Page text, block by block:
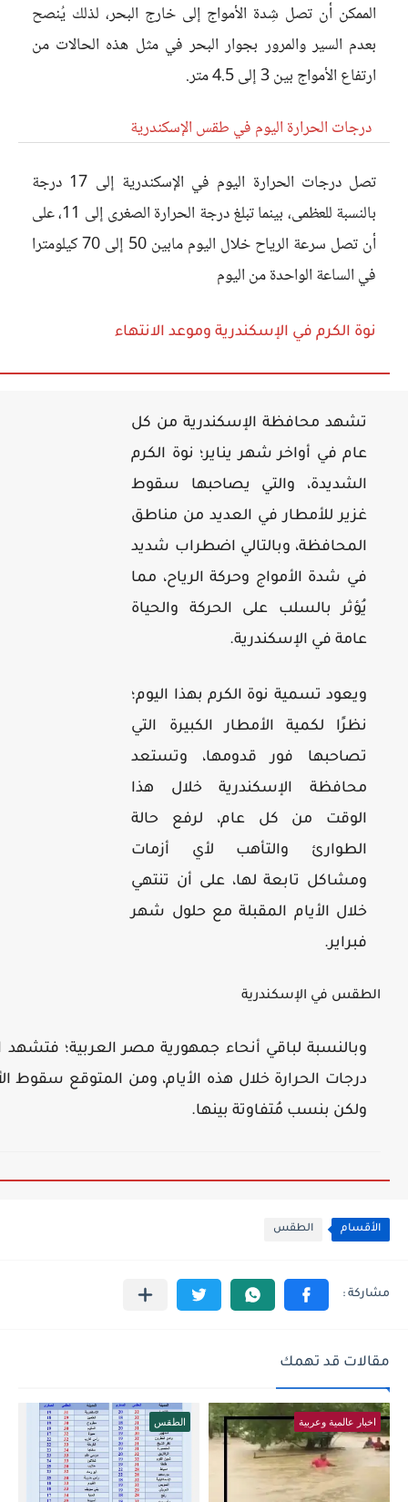
الممكن أن تصل شِدة الأمواج إلى خارج البحر، لذلك يُنصح
بعدم السير والمرور بجوار البحر في مثل هذه الحالات من
ارتفاع الأمواج بين 3 إلى 4.5 متر.
درجات الحرارة اليوم في طقس الإسكندرية
تصل درجات الحرارة اليوم في الإسكندرية إلى 17 درجة
بالنسبة للعظمى، بينما تبلغ درجة الحرارة الصغرى إلى 11، على
أن تصل سرعة الرياح خلال اليوم مابين 50 إلى 70 كيلومترا
في الساعة الواحدة من اليوم
نوة الكرم في الإسكندرية وموعد الانتهاء
تشهد محافظة الإسكندرية من كل
عام في أواخر شهر يناير؛ نوة الكرم
الشديدة، والتي يصاحبها سقوط
غزير للأمطار في العديد من مناطق
المحافظة، وبالتالي اضطراب شديد
في شدة الأمواج وحركة الرياح، مما
يُؤثر بالسلب على الحركة والحياة
عامة في الإسكندرية.
ويعود تسمية نوة الكرم بهذا اليوم؛
نظرًا لكمية الأمطار الكبيرة التي
تصاحبها فور قدومها، وتستعد
محافظة الإسكندرية خلال هذا
الوقت من كل عام، لرفع حالة
الطوارئ والتأهب لأي أزمات
ومشاكل تابعة لها، على أن تنتهي
خلال الأيام المقبلة مع حلول شهر
فبراير.
الطقس في الإسكندرية
وبالنسبة لباقي أنحاء جمهورية مصر العربية؛ فتشهد
درجات الحرارة خلال هذه الأيام، ومن المتوقع سقوط
ولكن بنسب مُتفاوتة بينها.
الأقسام الطقس
مقالات قد تهمك
اخبار عالمية وعربية الطقس